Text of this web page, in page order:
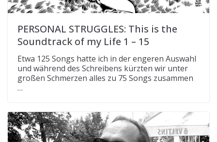
PERSONAL STRUGGLES: This is the
Soundtrack of my Life 1 – 15
Etwa 125 Songs hatte ich in der engeren Auswahl
und während des Schreibens kürzten wir unter
großen Schmerzen alles zu 75 Songs zusammen
…